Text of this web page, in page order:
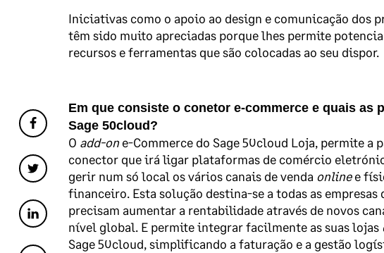
Iniciativas como o apoio ao design e comunicação dos
têm sido muito apreciadas porque lhes permite
recursos e ferramentas que são colocadas ao seu dispor.
Em que consiste o conetor e-commerce e quais
Sage 50cloud?
O add-one-Commerce do Sage 50cloud Loja, permite
conector que irá ligar plataformas de comércio
gerir num só local os vários canais de venda onlinee
financeiro. Esta solução destina-se a todas as
precisam aumentar a rentabilidade através de novos
nível global. E permite integrar facilmente as suas lojas
Sage 50cloud, simplificando a faturação e a gestão